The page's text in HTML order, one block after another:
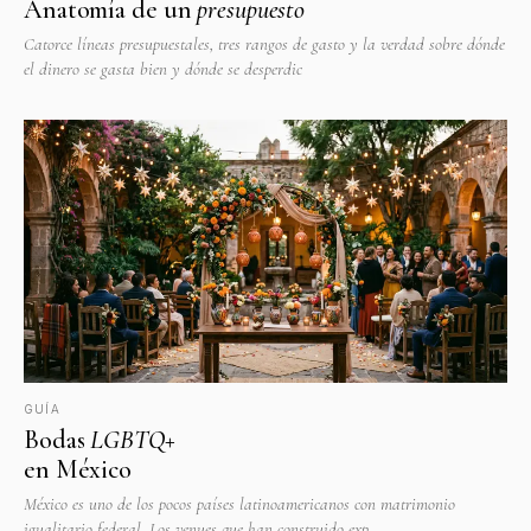
Anatomía de unpresupuesto
Catorce líneas presupuestales, tres rangos de gasto y la verdad sobre dónde
el dinero se gasta bien y dónde se desperdic
GUÍA
BodasLGBTQ+
en México
México es uno de los pocos países latinoamericanos con matrimonio